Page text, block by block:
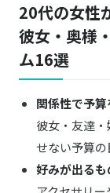
20代の女性
彼女・奥様
ム16選
関係性で予算
彼女・友達
せない予算の
好みが出る